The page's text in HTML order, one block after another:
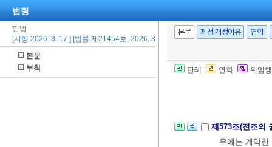
법령
민법
[시행 2026. 3. 17.] [법률 제21454호, 2026. 3. 17., 일부개정]
본문
부칙
본문 제정·개정이유 연혁
판례 연혁 위임
에게 속함으로
②전항의 경우
부를 해제할
제573조(전조의
우에는 계약한